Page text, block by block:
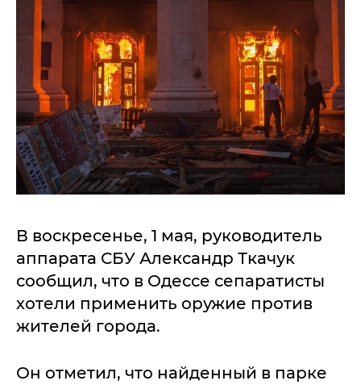
В воскресенье, 1 мая, руководитель
аппарата СБУ Александр Ткачук
сообщил, что в Одессе сепаратисты
хотели применить оружие против
жителей города.
Он отметил, что найденный в парке